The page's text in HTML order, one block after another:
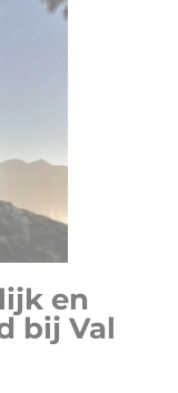
en
bij Val